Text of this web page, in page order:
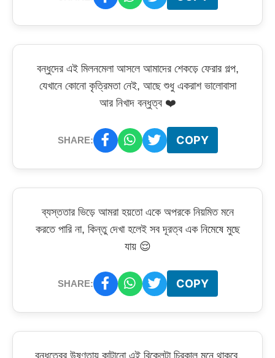
বন্ধুদের এই মিলনমেলা আসলে আমাদের শেকড়ে ফেরার গল্প,
যেখানে কোনো কৃত্রিমতা নেই, আছে শুধু একরাশ ভালোবাসা
আর নিখাদ বন্ধুত্ব ❤️
SHARE: COPY
ব্যস্ততার ভিড়ে আমরা হয়তো একে অপরকে নিয়মিত মনে
করতে পারি না, কিন্তু দেখা হলেই সব দূরত্ব এক নিমেষে মুছে
যায় 😌
SHARE: COPY